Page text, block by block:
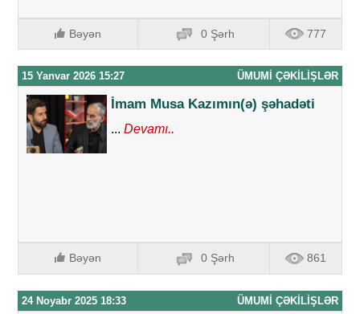
Bəyən 0 Şərh 777
15 Yanvar 2026 15:27 ÜMUMI ÇƏKILIŞLƏR
İmam Musa Kazımın(ə) şəhadəti
... Devamı..
Bəyən 0 Şərh 861
24 Noyabr 2025 18:33 ÜMUMI ÇƏKILIŞLƏR